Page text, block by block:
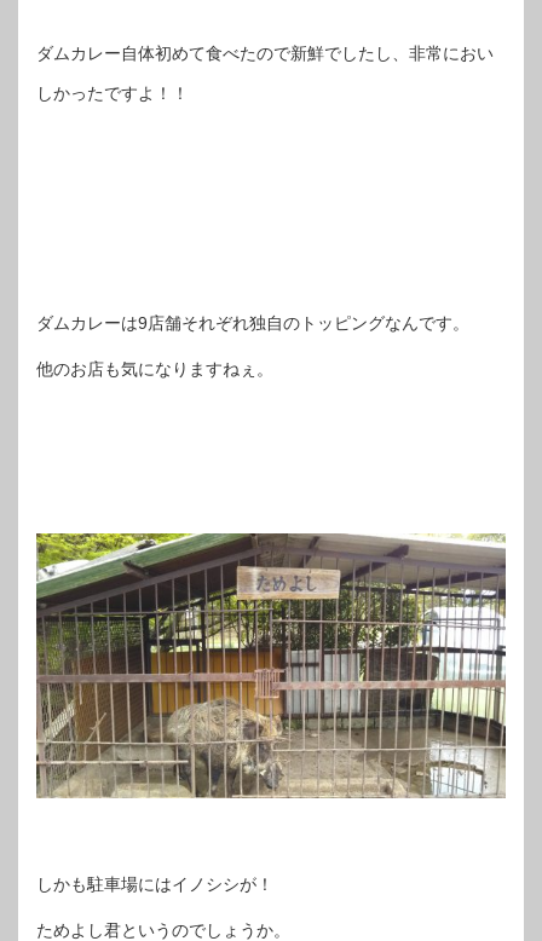
ダムカレー自体初めて食べたので新鮮でしたし、非常におい
しかったですよ！！
ダムカレーは9店舗それぞれ独自のトッピングなんです。
他のお店も気になりますねぇ。
しかも駐車場にはイノシシが！
ためよし君というのでしょうか。